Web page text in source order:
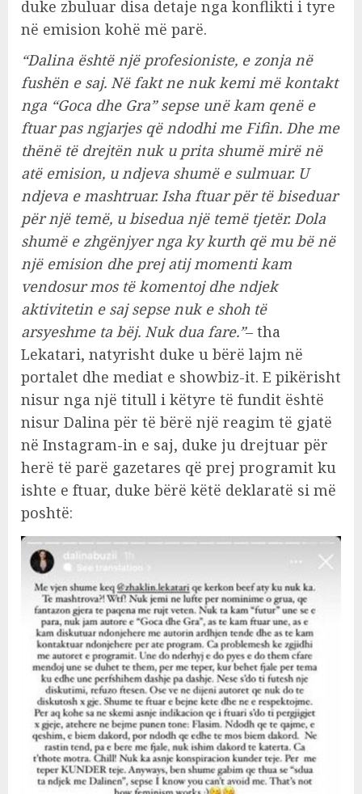
duke zbuluar disa detaje nga konflikti i tyre
në emision kohë më parë.
“Dalina është një profesioniste, e zonja në
fushën e saj. Në fakt ne nuk kemi më kontakt
nga “Goca dhe Gra” sepse unë kam qenë e
ftuar pas ngjarjes që ndodhi me Fifin. Dhe me
thënë të drejtën nuk u prita shumë mirë në
atë emision, u ndjeva shumë e sulmuar. U
ndjeva e mashtruar. Isha ftuar për të biseduar
për një temë, u bisedua një temë tjetër. Dola
shumë e zhgënjyer nga ky kurth që mu bë në
një emision dhe prej atij momenti kam
vendosur mos të komentoj dhe ndjek
aktivitetin e saj sepse nuk e shoh të
arsyeshme ta bëj. Nuk dua fare.”– tha
Lekatari, natyrisht duke u bërë lajm në
portalet dhe mediat e showbiz-it. E pikërisht
nisur nga një titull i këtyre të fundit është
nisur Dalina për të bërë një reagim të gjatë
në Instagram-in e saj, duke ju drejtuar për
herë të parë gazetares që prej programit ku
ishte e ftuar, duke bërë këtë deklaratë si më
poshtë: